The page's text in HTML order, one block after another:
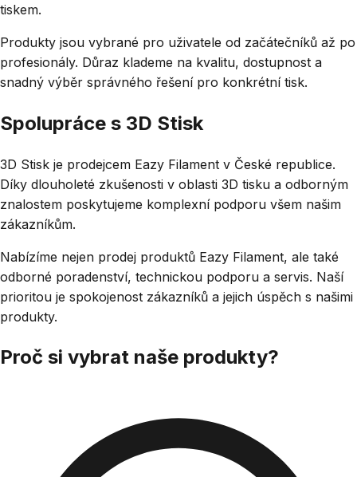
tiskem.
Produkty jsou vybrané pro uživatele od začátečníků až po
profesionály. Důraz klademe na kvalitu, dostupnost a
snadný výběr správného řešení pro konkrétní tisk.
Spolupráce s 3D Stisk
3D Stisk je prodejcem Eazy Filament v České republice.
Díky dlouholeté zkušenosti v oblasti 3D tisku a odborným
znalostem poskytujeme komplexní podporu všem našim
zákazníkům.
Nabízíme nejen prodej produktů Eazy Filament, ale také
odborné poradenství, technickou podporu a servis. Naší
prioritou je spokojenost zákazníků a jejich úspěch s našimi
produkty.
Proč si vybrat naše produkty?